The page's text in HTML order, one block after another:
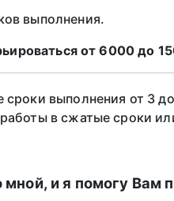
выполнения.
от 6000 до
сроки выполнения от 3
в сжатые сроки
мной, и я помогу Вам